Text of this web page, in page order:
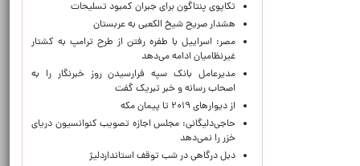
تکاپوی پنتاگون برای جبران کمبود تسلیحات
هشدار صریح شیخ الکعبی به عربستان
مصر: اسراییل با طفره رفتن از طرح ترامپ به کشتار
غیرنظامیان ادامه می‌دهد
مدیرعامل بانک سپه فرارسیدن روز خبرنگار را به
اصحاب رسانه و خبر تبریک گفت
از دیوارهای ۲۰۱۹ تا پیمان مکه
حاجی‌دلیگانی: مجلس اجازه تصویب کنوانسیون دریای
خزر را نمی‌دهد
دبل درگاهی در شب توقف استانداردلیژ